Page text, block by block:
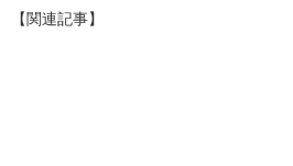
【関連記事】